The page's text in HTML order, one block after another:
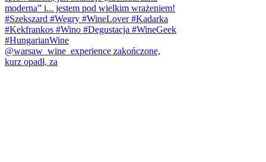
@warsaw_wine_experience zakończone,
kurz opadł, za